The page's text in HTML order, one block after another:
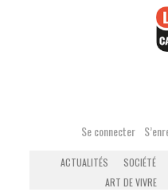
Se connecter
ACTUALITÉS SOCIÉTÉ
ART DE VIVRE